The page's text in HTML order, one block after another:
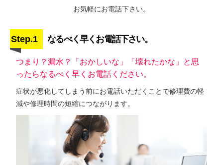
お気軽にお電話下さい。
Step.1 なるべく早くお電話下さい。
つまり？漏水？「おかしいな」「壊れたかな」と思
ったらなるべく早くお電話ください。
症状が悪化してしまう前にお電話いただくことで修理費の軽
減や修理時間の短縮につながります。